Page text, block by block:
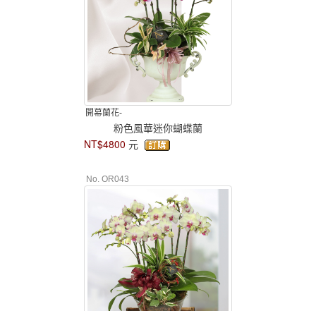
開幕蘭花-
粉色風華迷你蝴蝶蘭
NT$4800 元
No. OR043